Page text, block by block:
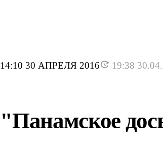
14:10 30 АПРЕЛЯ 2016 19:38
"Панамское